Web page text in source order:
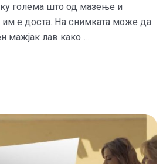
голема што од мазење и
е доста. На снимката може да
мажјак лав како …